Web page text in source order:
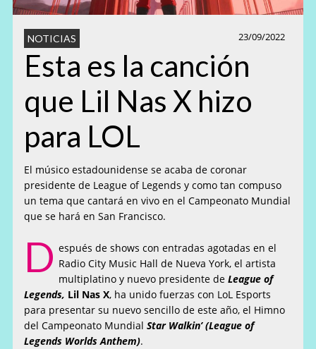
23/09/2022
NOTICIAS
Esta es la canción
que Lil Nas X hizo
para LOL
El músico estadounidense se acaba de coronar
presidente de League of Legends y como tan compuso
un tema que cantará en vivo en el Campeonato Mundial
que se hará en San Francisco.
D espués de shows con entradas agotadas en el
Radio City Music Hall de Nueva York, el artista
multiplatino y nuevo presidente deLeague of
Legends, Lil Nas X, ha unido fuerzas con LoL Esports
para presentar su nuevo sencillo de este año, el Himno
del Campeonato MundialStar Walkin’ (League of
Legends Worlds Anthem).